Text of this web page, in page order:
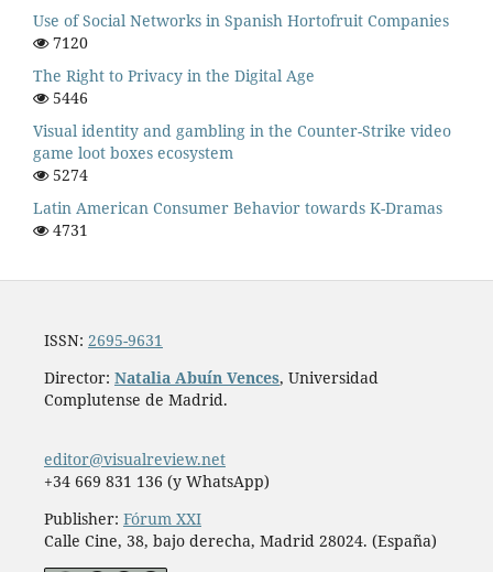
Use of Social Networks in Spanish Hortofruit Companies
7120
The Right to Privacy in the Digital Age
5446
Visual identity and gambling in the Counter-Strike video
game loot boxes ecosystem
5274
Latin American Consumer Behavior towards K-Dramas
4731
ISSN: 2695-9631
Director: Natalia Abuín Vences, Universidad
Complutense de Madrid.
editor@visualreview.net
+34 669 831 136 (y WhatsApp)
Publisher: Fórum XXI
Calle Cine, 38, bajo derecha, Madrid 28024. (España)